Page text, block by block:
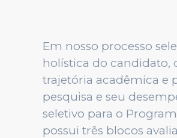
Em nosso processo
holística do candidato,
trajetória acadêmica e
pesquisa e seu
seletivo para o
possui três blocos